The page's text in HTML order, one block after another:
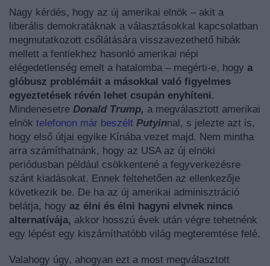
Nagy kérdés, hogy az új amerikai elnök – akit a
liberális demokratáknak a választásokkal kapcsolatban
megmutatkozott csőlátására visszavezethető hibák
mellett a fentiekhez hasonló amerikai népi
elégedetlenség emelt a hatalomba – megérti-e, hogy a
glóbusz problémáit a másokkal való figyelmes
egyeztetések révén lehet csupán enyhíteni.
Mindenesetre Donald Trump, a megválasztott amerikai
elnök telefonon már beszélt Putyinnal, s jelezte azt is,
hogy első útjai egyike Kínába vezet majd. Nem mintha
arra számíthatnánk, hogy az USA az új elnöki
periódusban például csökkentené a fegyverkezésre
szánt kiadásokat. Ennek feltehetően az ellenkezője
következik be. De ha az új amerikai adminisztráció
belátja, hogy az élni és élni hagyni elvnek nincs
alternatívája, akkor hosszú évek után végre tehetnénk
egy lépést egy kiszámíthatóbb világ megteremtése felé.
Valahogy úgy, ahogyan ezt a most megválasztott